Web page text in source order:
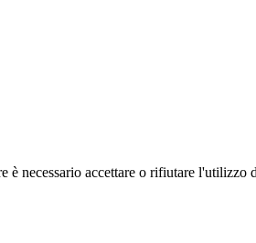
necessario accettare o rifiutare l'utilizzo